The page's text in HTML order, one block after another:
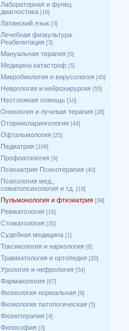
Лабораторная и функц.
диагностика [16]
Латинский язык [3]
Лечебная физкультура.
Реабилитация [3]
Мануальная терапия [0]
Медицина катастроф [5]
Микробиология и вирусология [45]
Неврология и нейрохирургия [55]
Неотложная помощь [10]
Онкология и лучевая терапия [28]
Оториноларингология [44]
Офтальмология [25]
Педиатрия [109]
Профпатология [9]
Психиатрия Психотерапия [40]
Психология мед.,
соматопсихология и тд.
[19]
Пульмонология и фтизиатрия [39]
Ревматология [16]
Стоматология [35]
Судебная медицина [1]
Токсикология и наркология [6]
Травматология и ортопедия [20]
Урология и нефрология [54]
Фармакология [67]
Физиология нормальная [9]
Физиология патологическая [5]
Физиотерапия [4]
Философия [3]